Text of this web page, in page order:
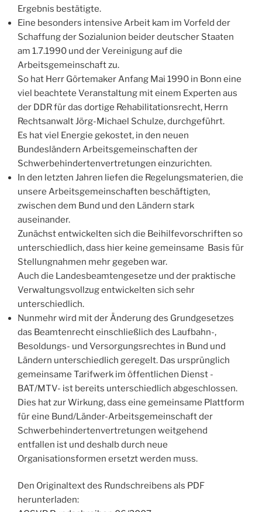
Ergebnis bestätigte.
Eine besonders intensive Arbeit kam im Vorfeld der
Schaffung der Sozialunion beider deutscher Staaten
am 1.7.1990 und der Vereinigung auf die
Arbeitsgemeinschaft zu.
So hat Herr Görtemaker Anfang Mai 1990 in Bonn eine
viel beachtete Veranstaltung mit einem Experten aus
der DDR für das dortige Rehabilitationsrecht, Herrn
Rechtsanwalt Jörg-Michael Schulze, durchgeführt.
Es hat viel Energie gekostet, in den neuen
Bundesländern Arbeitsgemeinschaften der
Schwerbehindertenvertretungen einzurichten.
In den letzten Jahren liefen die Regelungsmaterien, die
unsere Arbeitsgemeinschaften beschäftigten,
zwischen dem Bund und den Ländern stark
auseinander.
Zunächst entwickelten sich die Beihilfevorschriften so
unterschiedlich, dass hier keine gemeinsame Basis für
Stellungnahmen mehr gegeben war.
Auch die Landesbeamtengesetze und der praktische
Verwaltungsvollzug entwickelten sich sehr
unterschiedlich.
Nunmehr wird mit der Änderung des Grundgesetzes
das Beamtenrecht einschließlich des Laufbahn-,
Besoldungs- und Versorgungsrechtes in Bund und
Ländern unterschiedlich geregelt. Das ursprünglich
gemeinsame Tarifwerk im öffentlichen Dienst -
BAT/MTV- ist bereits unterschiedlich abgeschlossen.
Dies hat zur Wirkung, dass eine gemeinsame Plattform
für eine Bund/Länder-Arbeitsgemeinschaft der
Schwerbehindertenvertretungen weitgehend
entfallen ist und deshalb durch neue
Organisationsformen ersetzt werden muss.
Den Originaltext des Rundschreibens als PDF
herunterladen: